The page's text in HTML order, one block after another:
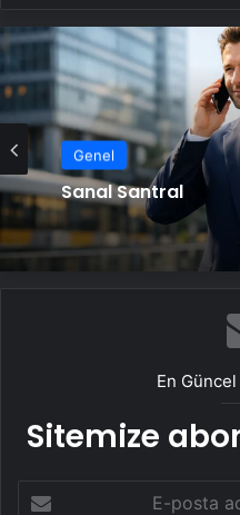
Genel
Sanal Santral
En
Sitemize